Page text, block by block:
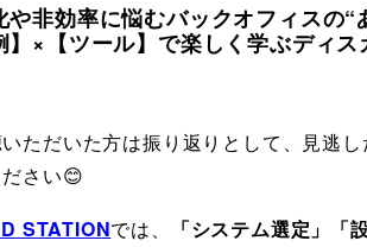
や非効率に悩むバックオフィスの“
】×【ツール】で楽しく学ぶディ
ただいた方は振り返りとして、見逃し
さい😊
STATIONでは、 「システム選定」「